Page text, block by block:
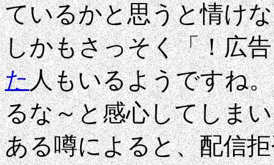
ているかと思うと情け
しかもさっそく「！広
た人もいるようですね
るな～と感心してしま
ある噂によると、配信